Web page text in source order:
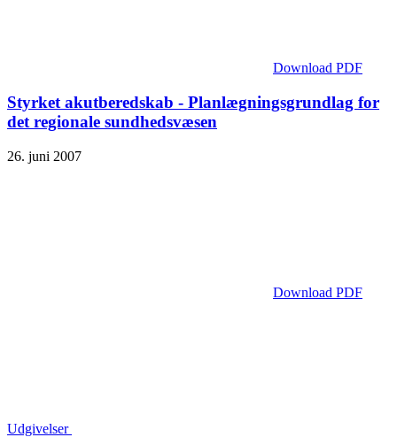
Download PDF
Styrket akutberedskab - Planlægnings­grundlag for
det regionale sundhedsvæsen
26. juni 2007
Download PDF
Udgivelser